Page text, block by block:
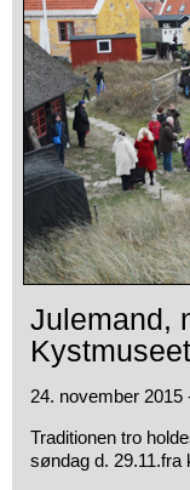
Julemand,
24. november 2015
Traditionen tro
søndag d. 29.11.fra